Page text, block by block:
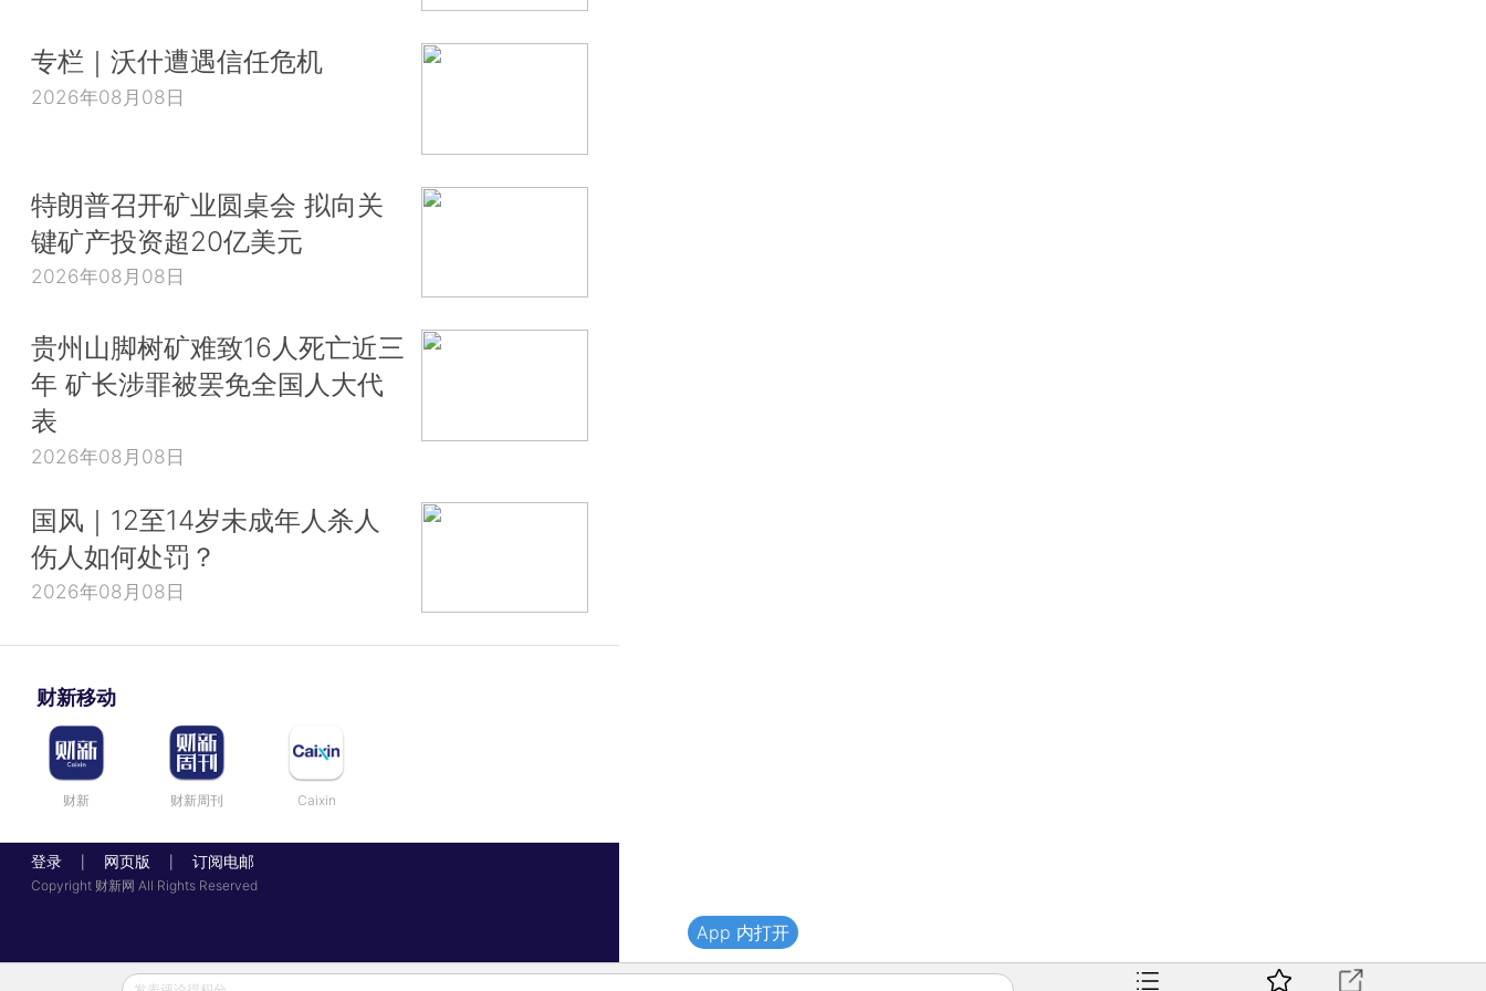
专栏｜沃什遭遇信任危机
2026年08月08日
特朗普召开矿业圆桌会 拟向关
键矿产投资超20亿美元
2026年08月08日
贵州山脚树矿难致16人死亡近三
年 矿长涉罪被罢免全国人大代
表
2026年08月08日
国风｜12至14岁未成年人杀人
伤人如何处罚？
2026年08月08日
财新移动
财新 财新周刊 Caixin
登录 网页版 订阅电邮
Copyright 财新网 All Rights Reserved
App 内打开